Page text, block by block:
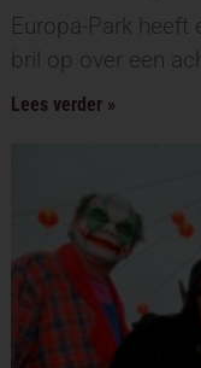
Europa-Park heeft
bril op over een
Lees verder »